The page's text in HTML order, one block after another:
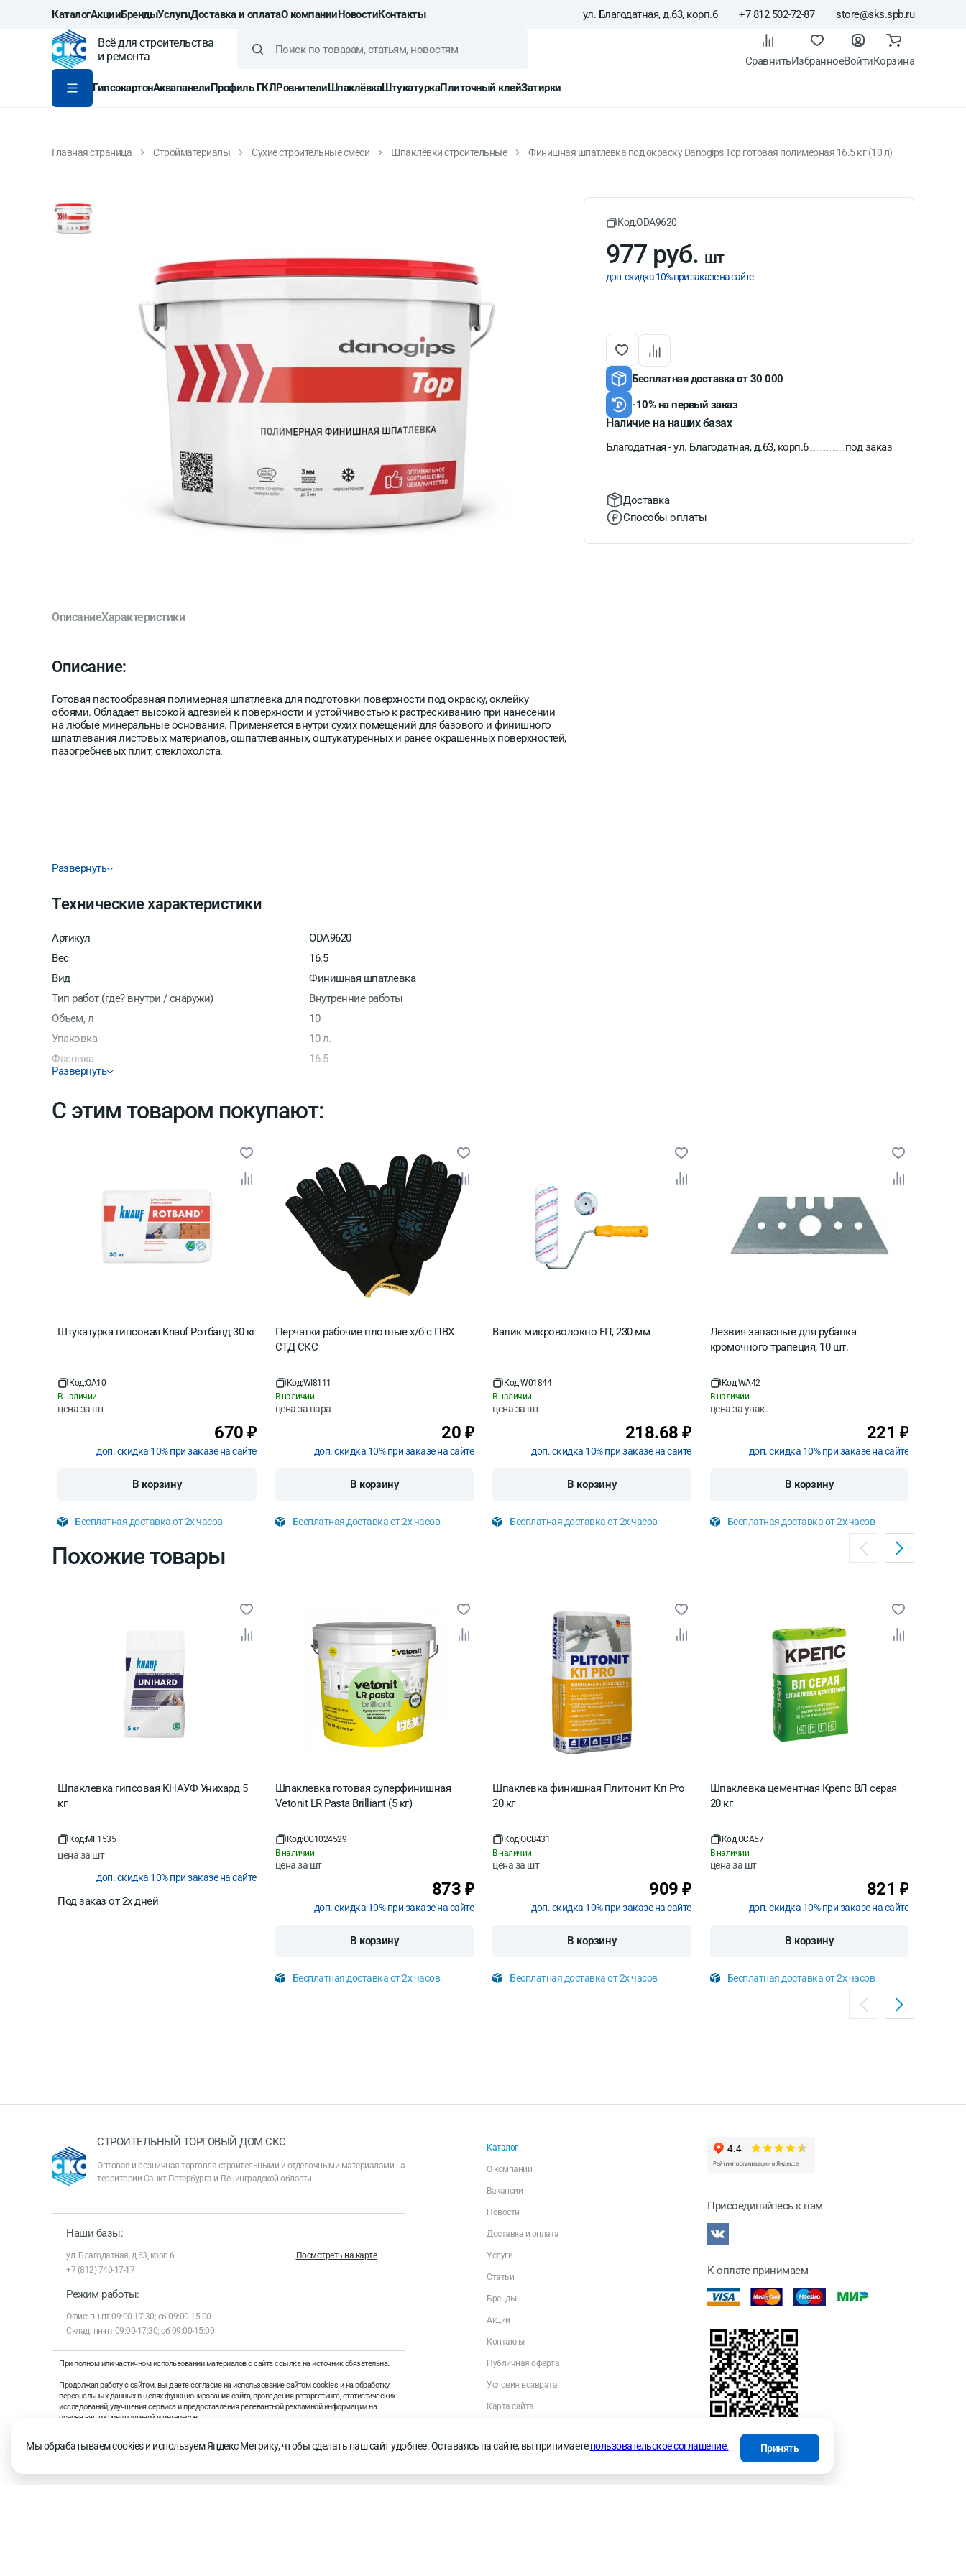
КаталогАкцииБрендыУслугиДоставка и оплатаО компанииНовостиКонтакты ул. Благодатная, д.63, корп.6 +7 812 502-72-87 store@sks.spb.ru
Всё для строительства
и ремонта
СравнитьИзбранноеВойтиКорзина
ГипсокартонАквапанелиПрофиль ГКЛРовнителиШпаклёвкаШтукатуркаПлиточный клейЗатирки
Главная страница Стройматериалы Сухие строительные смеси Шпаклёвки строительные Финишная шпатлевка под окраску Danogips Top готовая полимерная 16.5 кг (10 л)
кг (10 л)
ОписаниеХарактеристики
Описание:
Готовая пастообразная полимерная шпатлевка для подготовки поверхности под окраску, оклейку
обоями. Обладает высокой адгезией к поверхности и устойчивостью к растрескиванию при нанесении
на любые минеральные основания. Применяется внутри сухих помещений для базового и финишного
шпатлевания листовых материалов, ошпатлеванных, оштукатуренных и ранее окрашенных поверхностей,
пазогребневых плит, стеклохолста.
Развернуть
Технические характеристики
Артикул
ODA9620
Вес
16.5
Вид
Финишная шпатлевка
Тип работ (где? внутри / снаружи)
Внутренние работы
Объем, л
10
Упаковка
10 л.
Фасовка
16.5
Производитель/Бренд
Расход при минимальной толщине слоя кг/м2
Количество на поддоне
48 шт.
Полимер
12 мес
Страна производитель
Россия
Развернуть
Код:ODA9620
977 руб. шт
доп. скидка 10% при заказе на сайте
Бесплатная доставка от 30 000
-10% на первый заказ
Наличие на наших базах
Благодатная - ул. Благодатная, д.63, корп.6 под заказ
Доставка
Способы оплаты
С этим товаром покупают:
Штукатурка гипсовая Knauf Ротбанд 30 кг
Код:OA10
В наличии
цена за шт
670 ₽
доп. скидка 10% при заказе на сайте
В корзину
Бесплатная доставка от 2х часов
Перчатки рабочие плотные х/б с ПВХ
СТД СКС
Код:WI8111
В наличии
цена за пара
20 ₽
доп. скидка 10% при заказе на сайте
В корзину
Бесплатная доставка от 2х часов
Валик микроволокно FIT, 230 мм
Код:W01844
В наличии
цена за шт
218.68 ₽
доп. скидка 10% при заказе на сайте
В корзину
Бесплатная доставка от 2х часов
Лезвия запасные для рубанка
кромочного трапеция, 10 шт.
Код:WA42
В наличии
цена заупак.
221 ₽
доп. скидка 10% при заказе на сайте
В корзину
Бесплатная доставка от 2х часов
Похожие товары
Шпаклевка гипсовая КНАУФ Унихард 5
кг
Код:MF1535
цена за шт
доп. скидка 10% при заказе на сайте
Под заказ от 2х дней
Шпаклевка готовая суперфинишная
Vetonit LR Pasta Brilliant (5 кг)
Код:OG1024529
В наличии
цена за шт
873 ₽
доп. скидка 10% при заказе на сайте
В корзину
Бесплатная доставка от 2х часов
Шпаклевка финишная Плитонит Кп Pro
20 кг
Код:OCB431
В наличии
цена за шт
909 ₽
доп. скидка 10% при заказе на сайте
В корзину
Бесплатная доставка от 2х часов
Шпаклевка цементная Крепс ВЛ серая
20 кг
Код:OCA57
В наличии
цена за шт
821 ₽
доп. скидка 10% при заказе на сайте
В корзину
Бесплатная доставка от 2х часов
СТРОИТЕЛЬНЫЙ ТОРГОВЫЙ ДОМ СКС
Оптовая и розничная торговля строительными и отделочными материалами на
территории Санкт-Петербурга и Ленинградской области
Наши базы:
ул. Благодатная, д.63, корп.6
Посмотреть на карте
+7 (812) 740-17-17
Режим работы:
Офис: пн-пт 09:00-17:30; сб 09:00-15:00
Склад: пн-пт 09:00-17:30; сб 09:00-15:00
При полном или частичном использовании материалов с сайта ссылка на источник обязательна.
Продолжая работу с сайтом, вы даете согласие на использование сайтом cookies и на обработку
персональных данных в целях функционирования сайта, проведения ретаргетинга, статистических
исследований, улучшения сервиса и предоставления релевантной рекламной информации на
основе ваших предпочтений и интересов.
рекомендательных технологий
Каталог
О компании
Вакансии
Новости
Доставка и оплата
Услуги
Статьи
Бренды
Акции
Контакты
Публичная оферта
Условия возврата
Карта сайта
Присоединяйтесь к нам
К оплате принимаем
Мы обрабатываем cookies и используем Яндекс Метрику, чтобы сделать наш сайт удобнее. Оставаясь на сайте, вы принимаетепользовательское соглашение. Принять